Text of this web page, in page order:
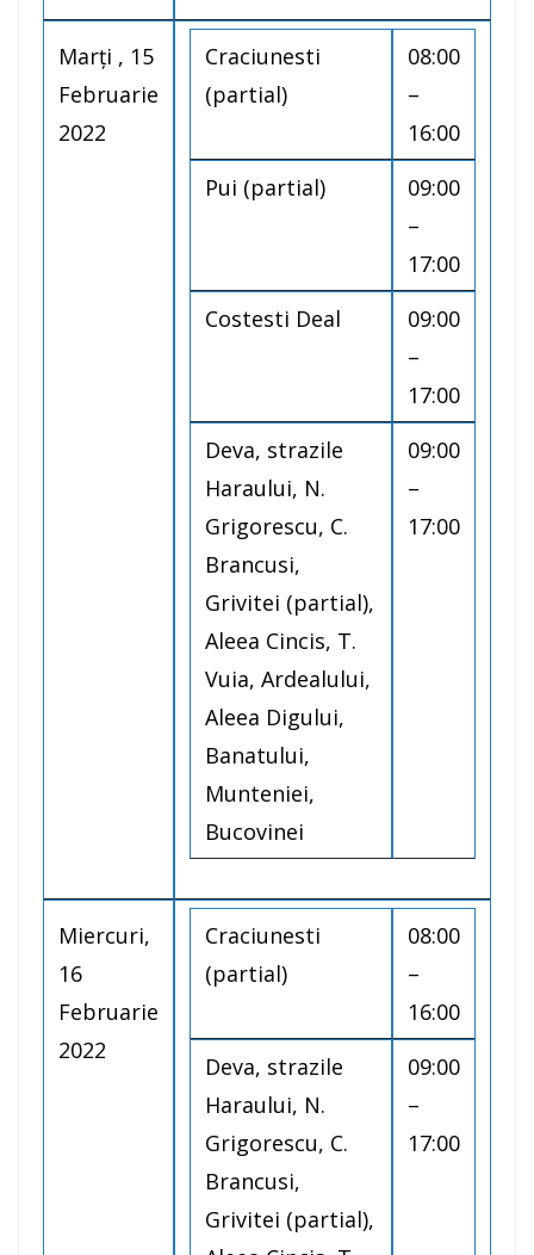
Marţi , 15
Februarie
2022
Craciunesti
(partial)
08:00
–
16:00
Pui (partial)
09:00
–
17:00
Costesti Deal
09:00
–
17:00
Deva, strazile
Haraului, N.
Grigorescu, C.
Brancusi,
Grivitei (partial),
Aleea Cincis, T.
Vuia, Ardealului,
Aleea Digului,
Banatului,
Munteniei,
Bucovinei
09:00
–
17:00
Miercuri,
16
Februarie
2022
Craciunesti
(partial)
08:00
–
16:00
Deva, strazile
Haraului, N.
Grigorescu, C.
Brancusi,
Grivitei (partial),
09:00
–
17:00